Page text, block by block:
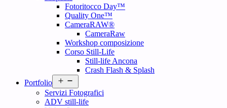
Fotoritocco Day™
Quality One™
CameraRAW®
CameraRaw
Workshop composizione
Corso Still-Life
Still-life Ancona
Crash Flash & Splash
Portfolio
menu
Servizi Fotografici
ADV still-life